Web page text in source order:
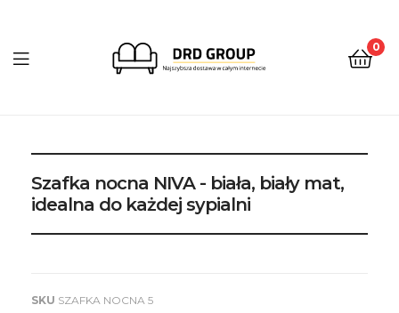
Group
0
Szafka nocna NIVA - biała, biały mat,
idealna do każdej sypialni
SKU SZAFKA NOCNA 5